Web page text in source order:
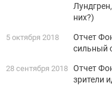
них?)
5 октября 2018
Отчет
сильный
28 сентября 2018 Отчет
зрители